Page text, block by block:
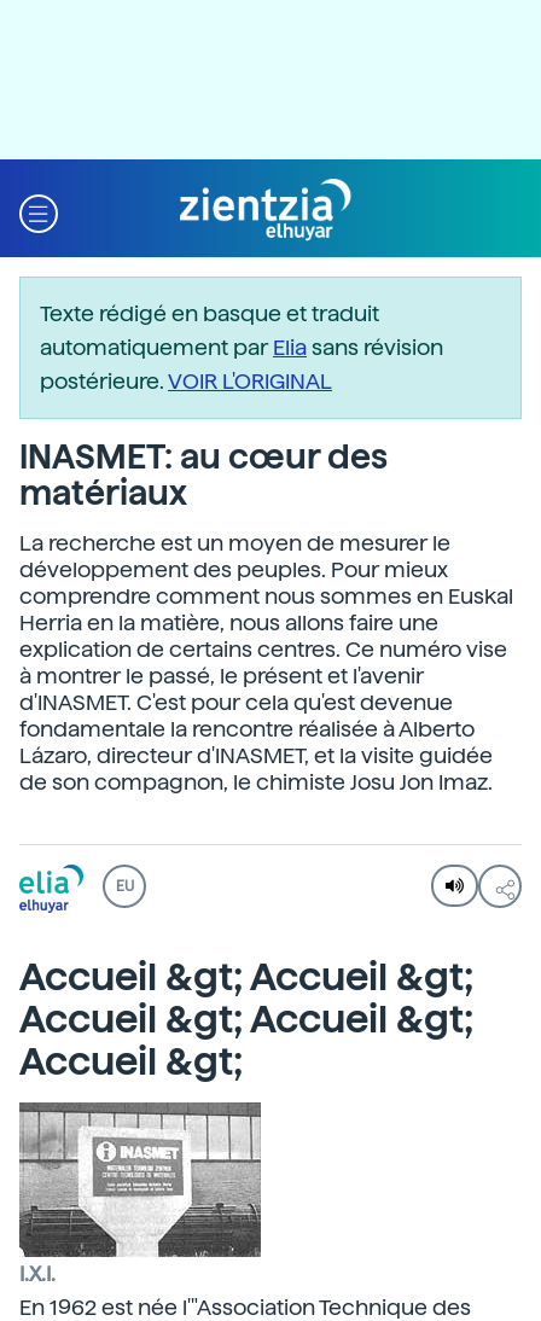
Texte rédigé en basque et traduit
automatiquement parEliasans révision
postérieure.VOIR L'ORIGINAL
INASMET: au cœur des
matériaux
La recherche est un moyen de mesurer le
développement des peuples. Pour mieux
comprendre comment nous sommes en Euskal
Herria en la matière, nous allons faire une
explication de certains centres. Ce numéro vise
à montrer le passé, le présent et l'avenir
d'INASMET. C'est pour cela qu'est devenue
fondamentale la rencontre réalisée à Alberto
Lázaro, directeur d'INASMET, et la visite guidée
de son compagnon, le chimiste Josu Jon Imaz.
EU
Accueil &gt; Accueil &gt;
Accueil &gt; Accueil &gt;
Accueil &gt;
I.X.I.
En 1962 est née l'"Association Technique des